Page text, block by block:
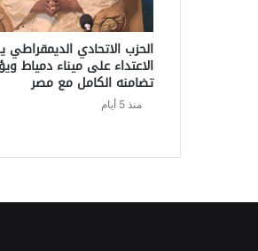
الحزب الاتحادي الديمقراطي
الاعتداء على ميناء دمياط
تضامنه الكامل مع مصر
منذ 5 أيام